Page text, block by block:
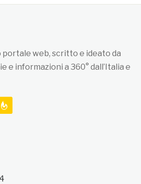
portale web, scritto e ideato da
e informazioni a 360° dall’Italia e
feedburner